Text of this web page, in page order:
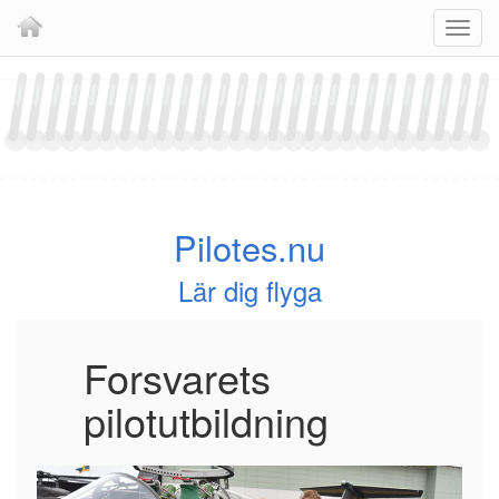
content
Pilotes.nu
Lär dig flyga
Forsvarets
pilotutbildning